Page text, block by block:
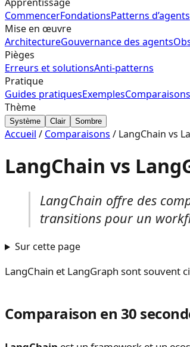
CommencerFondationsPatterns d’agents
Mise en œuvre
ArchitectureGouvernance des agents
Pièges
Erreurs et solutionsAnti-patterns
Pratique
Guides pratiquesExemplesComparaisons
Thème
Système Clair Sombre
Accueil / Comparaisons / LangChain vs
LangChain vs
LangChain offre des
transitions pour un
Sur cette page
LangChain et LangGraph sont souvent
Comparaison en 30